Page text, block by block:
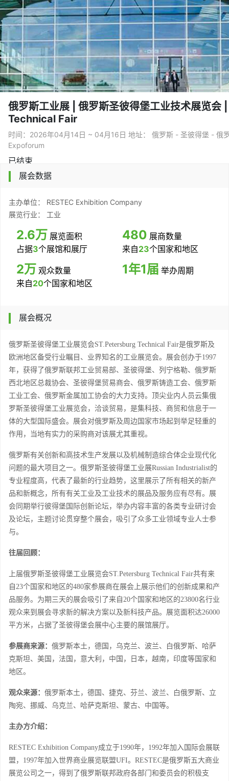
俄罗斯工业展 | 俄罗斯圣彼得堡工业技术展览
Technical Fair
时间：2026年04月14日 ~ 04月16日 地址： 俄罗斯 - 圣彼得堡 - 俄
Expoforum
已结束
展会数据
主办单位： RESTEC Exhibition Company
展览行业： 工业
2.6万 展览面积
占据3个展馆和展厅
480 展商数量
来自23个国家和地区
2万 观众数量
来自20个国家和地区
1年1届 举办周期
展会概况
俄罗斯圣彼得堡工业展览会ST.Petersburg Technical Fair是俄罗斯及
欧洲地区备受行业 瞩目、 业界知名 的工业展览会。展会创办于1997
年，获得了俄罗斯联邦工业贸易部、圣彼得堡、列宁格勒、俄罗斯
西北地区总裁协会、圣彼得堡贸易商会、俄罗斯铸造工会、俄罗斯
工业工会、俄罗斯金属加工协会的大力支持。顶尖业内人员云集俄
罗斯圣彼得堡工业展览会，洽谈贸易，是集科技、商贸和信息于一
体的大型国际盛会。 展会对俄罗斯及周边国家市场起到举足轻重的
作用，
当地有实力的采购商对该展尤其重视。
俄罗斯有关创新和高技术生产发展以及机械制造综合体企业现代化
问题的最大项目之一。俄罗斯圣彼得堡工业展Russian Industrialist的
专业程度高，代表了最新的行业趋势，这里展示了所有相关的新产
品和新概念，所有有关工业及工业技术的展品及服务应有尽有。 展
会同期举行彼得堡国际创新论坛， 举办内容丰富的各类专业研讨会
及论坛，主题讨论贯穿整个展会，吸引了众多工业领域专业人士参
与。
往届回顾：
上届俄罗斯圣彼得堡工业展览会ST.Petersburg Technical Fair共有来
自 23个国家和地区的480家参展商在展会上展示他们的创新成果和产
品服务。为期三天的展会吸引了来自 20个国家和地区的23800名行业
观众来到展会寻求新的解决方案以及新科技产品。展览面积达26000
平方米，占据了圣彼得堡会展中心主要的展馆展厅。
参展商来源： 俄罗斯本土，德国，乌克兰、波兰、白俄罗斯、哈萨
克斯坦、美国，法国，意大利，中国，日本，越南，印度等国家和
地区。
观众来源： 俄罗斯本土，德国、捷克、芬兰、波兰、白俄罗斯、立
陶宛、挪威、乌克兰、哈萨克斯坦、蒙古、中国等。
主办方介绍：
RESTEC Exhibition Company成立于1990年，1992年加入国际会展联
盟，1997年加入世界商业展览联盟UFI。RESTEC是俄罗斯五大商业
展览公司之一，得到了俄罗斯联邦政府各部门和委员会的积极支